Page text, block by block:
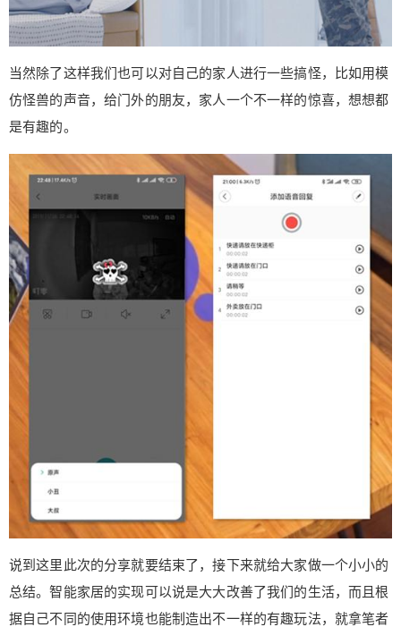
当然除了这样我们也可以对自己的家人进行一些搞怪，比如用模
仿怪兽的声音，给门外的朋友，家人一个不一样的惊喜，想想都
是有趣的。
说到这里此次的分享就要结束了，接下来就给大家做一个小小的
总结。智能家居的实现可以说是大大改善了我们的生活，而且根
据自己不同的使用环境也能制造出不一样的有趣玩法，就拿笔者